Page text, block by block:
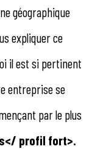
géographique
expliquer ce
il est si pertinent
entreprise se
par le plus
profil fort>.